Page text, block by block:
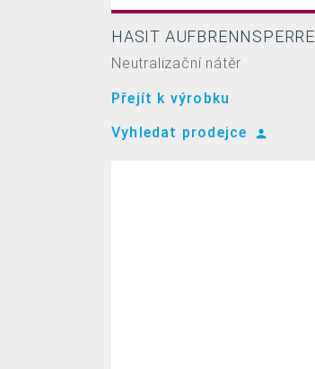
HASIT AUFBRENNSPERRE
Neutralizační nátěr
Přejít k výrobku
Vyhledat prodejce